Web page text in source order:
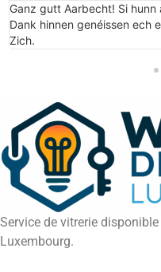
Ganz gutt Aarbecht! Si
Dank hinnen genéissen ech
Zich.
Service de vitrerie
Luxembourg.